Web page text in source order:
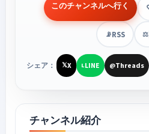
このチャンネルへ行く
📡RSS ⚖️
シェア： 𝕏X LLINE @Threads
チャンネル紹介